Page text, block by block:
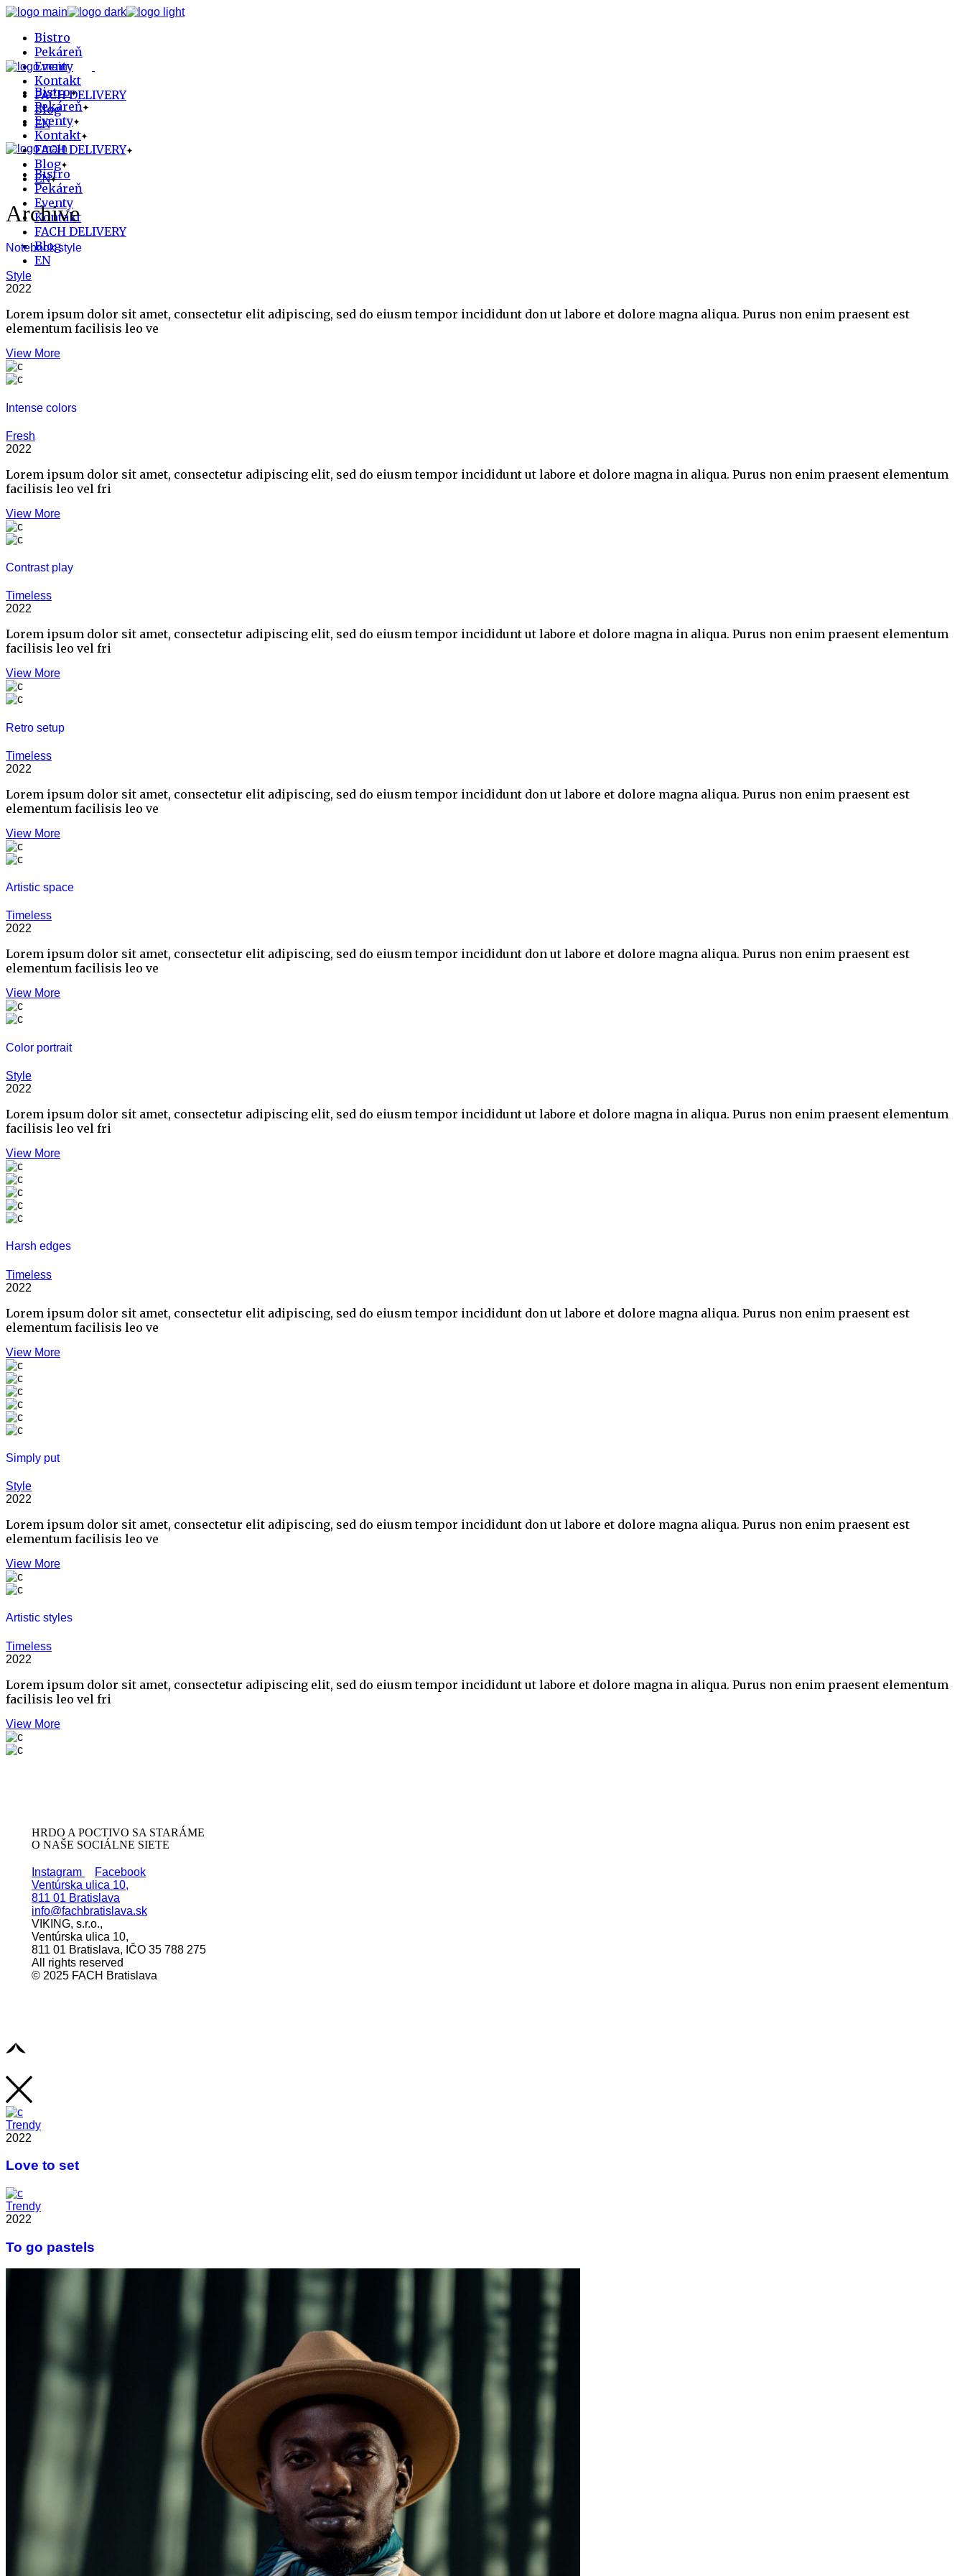
Skip
content
Bistro
Pekáreň
Eventy
Kontakt
FACH DELIVERY
Blog
EN
Bistro
Pekáreň
Eventy
Kontakt
FACH DELIVERY
Blog
EN
Bistro
Pekáreň
Eventy
Kontakt
FACH DELIVERY
Blog
EN
Archive
Notebook style
Style
2022
Lorem ipsum dolor sit amet, consectetur elit adipiscing, sed do eiusm tempor incididunt don ut labore et dolore magna aliqua. Purus non enim praesent est
elementum facilisis leo ve
View More
Intense colors
Fresh
2022
Lorem ipsum dolor sit amet, consectetur adipiscing elit, sed do eiusm tempor incididunt ut labore et dolore magna in aliqua. Purus non enim praesent elementum
facilisis leo vel fri
View More
Contrast play
Timeless
2022
Lorem ipsum dolor sit amet, consectetur adipiscing elit, sed do eiusm tempor incididunt ut labore et dolore magna in aliqua. Purus non enim praesent elementum
facilisis leo vel fri
View More
Retro setup
Timeless
2022
Lorem ipsum dolor sit amet, consectetur elit adipiscing, sed do eiusm tempor incididunt don ut labore et dolore magna aliqua. Purus non enim praesent est
elementum facilisis leo ve
View More
Artistic space
Timeless
2022
Lorem ipsum dolor sit amet, consectetur elit adipiscing, sed do eiusm tempor incididunt don ut labore et dolore magna aliqua. Purus non enim praesent est
elementum facilisis leo ve
View More
Color portrait
Style
2022
Lorem ipsum dolor sit amet, consectetur adipiscing elit, sed do eiusm tempor incididunt ut labore et dolore magna in aliqua. Purus non enim praesent elementum
facilisis leo vel fri
View More
Harsh edges
Timeless
2022
Lorem ipsum dolor sit amet, consectetur elit adipiscing, sed do eiusm tempor incididunt don ut labore et dolore magna aliqua. Purus non enim praesent est
elementum facilisis leo ve
View More
Simply put
Style
2022
Lorem ipsum dolor sit amet, consectetur elit adipiscing, sed do eiusm tempor incididunt don ut labore et dolore magna aliqua. Purus non enim praesent est
elementum facilisis leo ve
View More
Artistic styles
Timeless
2022
Lorem ipsum dolor sit amet, consectetur adipiscing elit, sed do eiusm tempor incididunt ut labore et dolore magna in aliqua. Purus non enim praesent elementum
facilisis leo vel fri
View More
HRDO A POCTIVO SA STARÁME
O NAŠE SOCIÁLNE SIETE
Instagram
Facebook
Ventúrska ulica 10,
811 01 Bratislava
info@fachbratislava.sk
VIKING, s.r.o.,
Ventúrska ulica 10,
811 01 Bratislava, IČO 35 788 275
All rights reserved
© 2025 FACH Bratislava
Trendy
2022
Love to set
Trendy
2022
To go pastels